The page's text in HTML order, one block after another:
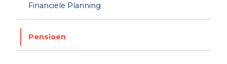
Financiële Planning
Pensioen